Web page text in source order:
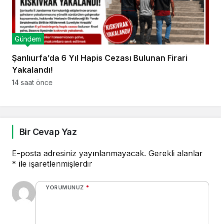
Şanlıurfa’da 6 Yıl Hapis Cezası Bulunan Firari
Yakalandı!
Gündem
14 saat önce
Bir Cevap Yaz
E-posta adresiniz yayınlanmayacak. Gerekli alanlar
* ile işaretlenmişlerdir
YORUMUNUZ *